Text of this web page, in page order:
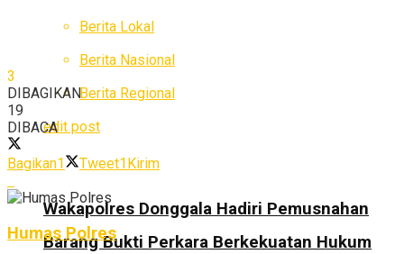
Berita Lokal
Berita Nasional
Berita Regional
edit post
Wakapolres Donggala Hadiri Pemusnahan
Barang Bukti Perkara Berkekuatan Hukum
3
DIBAGIKAN
19
DIBACA
Bagikan1 Tweet1Kirim
Humas Polres